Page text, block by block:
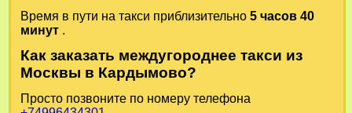
Время в пути на такси приблизительно 5 часов 40
минут .
Как заказать междугороднее такси из
Москвы в Кардымово?
Просто позвоните по номеру телефона